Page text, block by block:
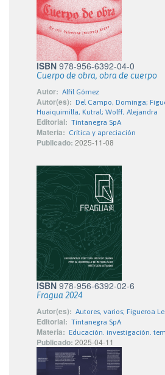
ISBN 978-956-6392-04-0
Cuerpo de obra, obra de cuerpo
Autor: Alfil Gómez
Autor(es): Del Campo, Dominga;
Huaiquimilla, Kutral; Wolff, Alejandra
Editorial: Tintanegra SpA
Materia: Crítica y apreciación
Publicado: 2025-11-08
ISBN 978-956-6392-02-6
Fragua 2024
Autor(es): Autores, varios; Figueroa
Editorial: Tintanegra SpA
Materia: Educación. investigación.
Publicado: 2025-04-11